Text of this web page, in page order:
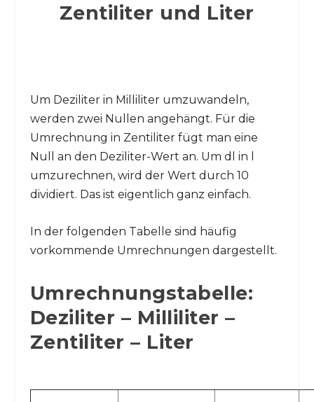
Zentiliter und Liter
Um Deziliter in Milliliter umzuwandeln,
werden zwei Nullen angehängt. Für die
Umrechnung in Zentiliter fügt man eine
Null an den Deziliter-Wert an. Um dl in l
umzurechnen, wird der Wert durch 10
dividiert. Das ist eigentlich ganz einfach.
In der folgenden Tabelle sind häufig
vorkommende Umrechnungen dargestellt.
Umrechnungstabelle:
Deziliter – Milliliter –
Zentiliter – Liter